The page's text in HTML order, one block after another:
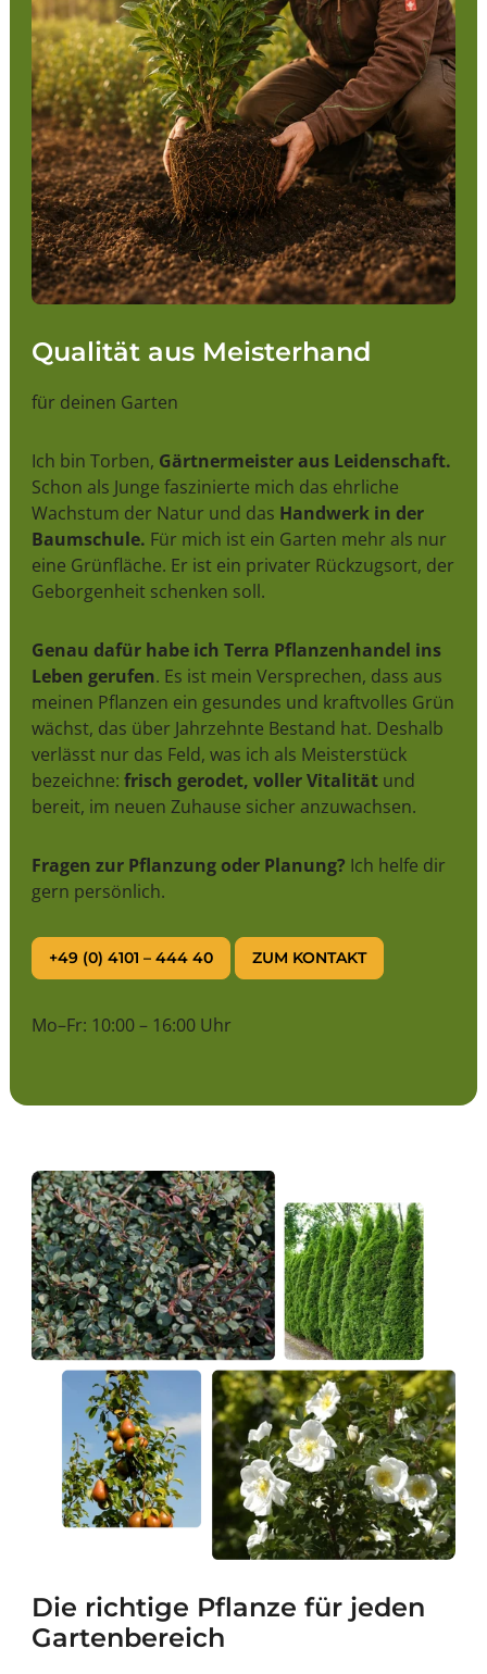
Qualität aus Meisterhand
für deinen Garten
Ich bin Torben, Gärtnermeister aus Leidenschaft.
Schon als Junge faszinierte mich das ehrliche
Wachstum der Natur und das Handwerk in der
Baumschule. Für mich ist ein Garten mehr als nur
eine Grünfläche. Er ist ein privater Rückzugsort, der
Geborgenheit schenken soll.
Genau dafür habe ich Terra Pflanzenhandel ins
Leben gerufen. Es ist mein Versprechen, dass aus
meinen Pflanzen ein gesundes und kraftvolles Grün
wächst, das über Jahrzehnte Bestand hat. Deshalb
verlässt nur das Feld, was ich als Meisterstück
bezeichne: frisch gerodet, voller Vitalitätund
bereit, im neuen Zuhause sicher anzuwachsen.
Fragen zur Pflanzung oder Planung? Ich helfe dir
gern persönlich.
+49 (0) 4101 – 444 40 ZUM KONTAKT
Mo–Fr: 10:00 – 16:00 Uhr
Die richtige Pflanze für jeden
Gartenbereich